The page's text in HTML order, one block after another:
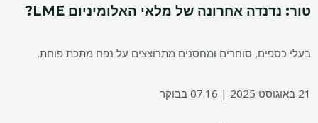
טור: נדנדה אחרונה של מלאי האלומיניום LME?
בעלי כספים, סוחרים ומחסנים מתרוצצים על נפח מתכת פוחת.
21 באוגוסט 2025 | 07:16 בבוקר